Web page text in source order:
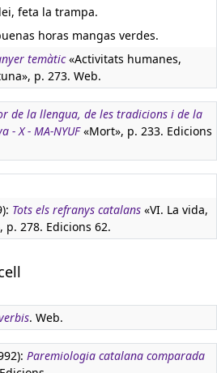
feta la trampa.
horas mangas verdes.
temàtic«Activitats humanes,
p. 273. Web.
de la llengua, de les tradicions i de la
- X - MA-NYUF«Mort», p. 233. Edicions
Tots els refranys catalans «VI. La vida,
278. Edicions 62.
. Web.
Paremiologia catalana comparada